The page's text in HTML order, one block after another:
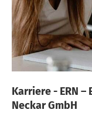
Karriere - ERN
Neckar GmbH